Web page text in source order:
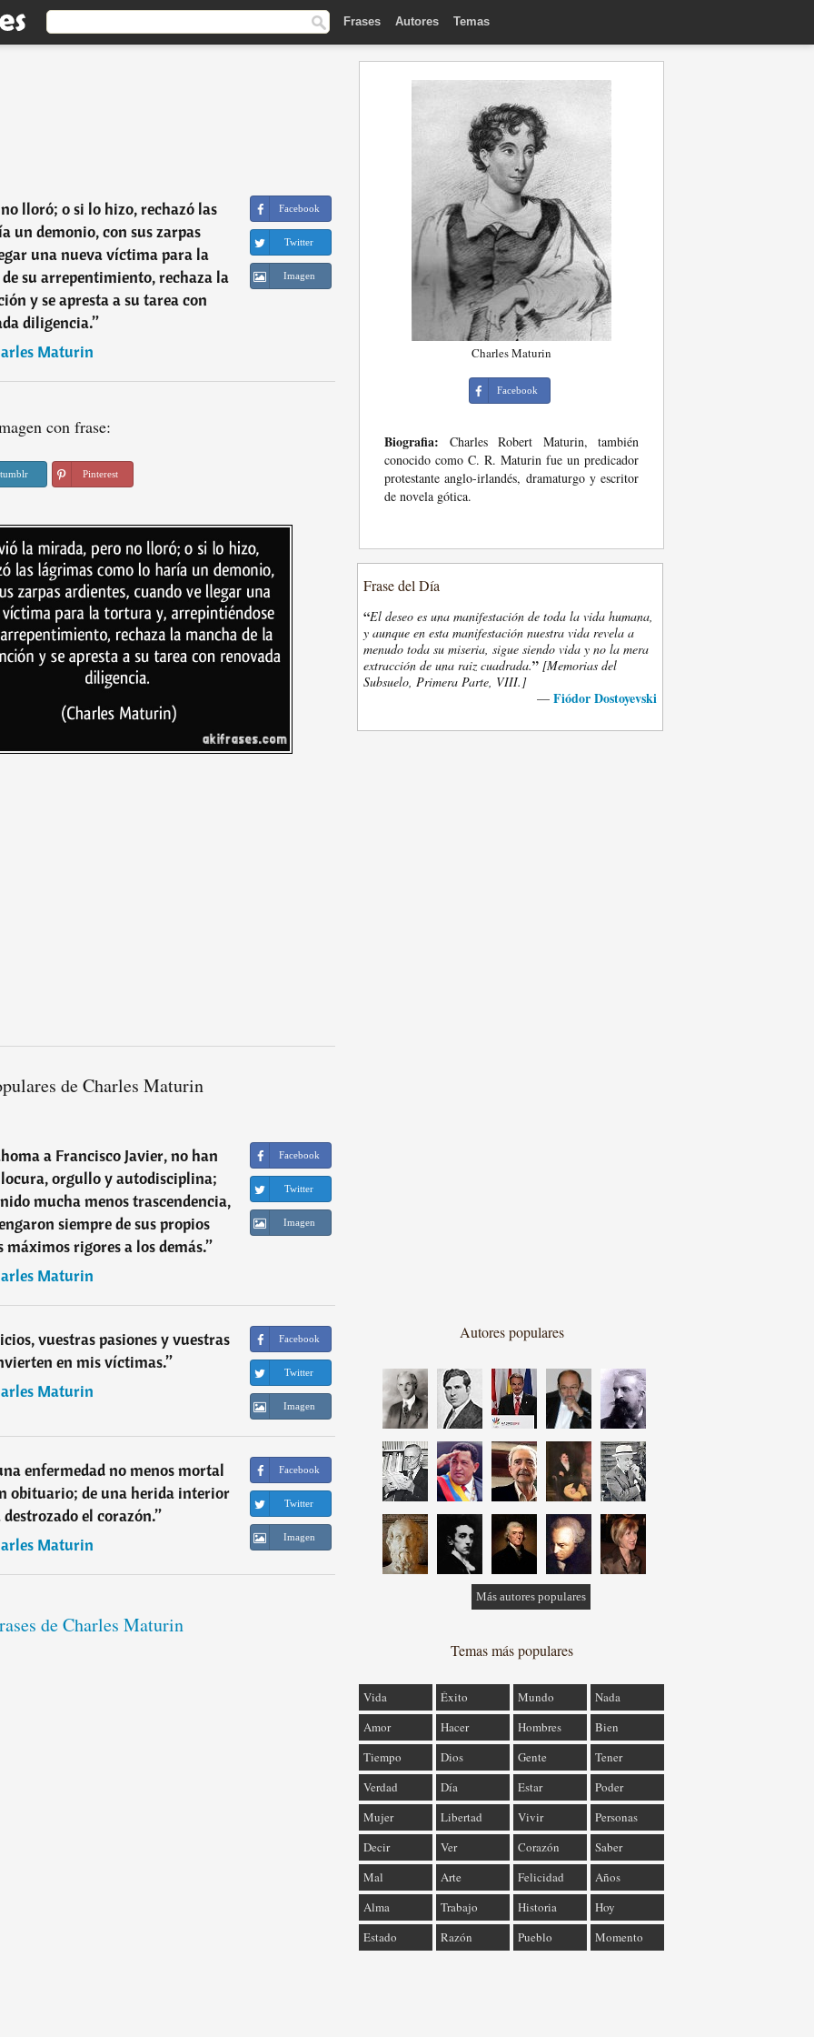
Frases Autores Temas
lloró; o si lo hizo, rechazó las
un demonio, con sus zarpas
una nueva víctima para la
su arrepentimiento, rechaza la
y se apresta a su tarea con
diligencia.”
Maturin
Facebook
Twitter
Imagen
con frase:
tumblr Pinterest
de Charles Maturin
a Francisco Javier, no han
orgullo y autodisciplina;
mucha menos trascendencia,
siempre de sus propios
rigores a los demás.”
Maturin
Facebook
Twitter
Imagen
vuestras pasiones y vuestras
en mis víctimas.”
Maturin
Facebook
Twitter
Imagen
enfermedad no menos mortal
obituario; de una herida interior
el corazón.”
Maturin
Facebook
Twitter
Imagen
de Charles Maturin
Charles Maturin
Facebook
Biografia: Charles Robert Maturin, también
conocido como C. R. Maturin fue un predicador
protestante anglo-irlandés, dramaturgo y escritor
de novela gótica.
Frase del Día
“El deseo es una manifestación de toda la vida humana,
y aunque en esta manifestación nuestra vida revela a
menudo toda su miseria, sigue siendo vida y no la mera
extracción de una raiz cuadrada.” [Memorias del
Subsuelo, Primera Parte, VIII.]
— Fiódor Dostoyevski
Autores populares
Más autores populares
Temas más populares
Vida Éxito Mundo
Nada
Amor
Hacer Hombres
Bien
Tiempo
Dios Gente
Tener
Verdad
Día Estar
Poder
Mujer
Libertad Vivir
Personas
Decir
Ver Corazón
Saber
Mal
Arte Felicidad
Años
Alma
Trabajo Historia
Hoy
Estado
Razón Pueblo Momento